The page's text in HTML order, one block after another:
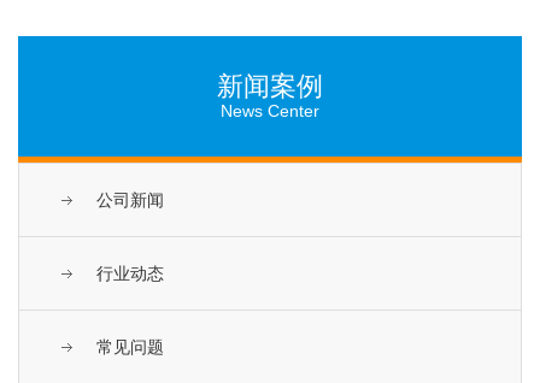
新闻案例
News Center
公司新闻
行业动态
常见问题